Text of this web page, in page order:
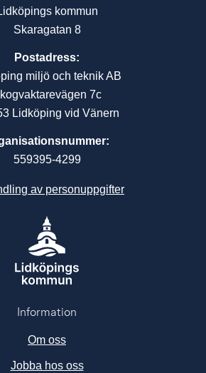
kommun
Skaragatan 8
Postadress:
miljö och teknik AB
7c
Lidköping vid Vänern
559395-4299
av personuppgifter
Information
Om oss
Jobba hos oss